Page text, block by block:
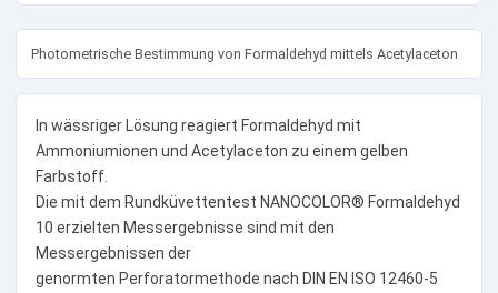
Photometrische Bestimmung von Formaldehyd mittels Acetylaceton
In wässriger Lösung reagiert Formaldehyd mit
Ammoniumionen und Acetylaceton zu einem gelben
Farbstoff.
Die mit dem Rundküvettentest NANOCOLOR® Formaldehyd
10 erzielten Messergebnisse sind mit den
Messergebnissen der
genormten Perforatormethode nach DIN EN ISO 12460-5